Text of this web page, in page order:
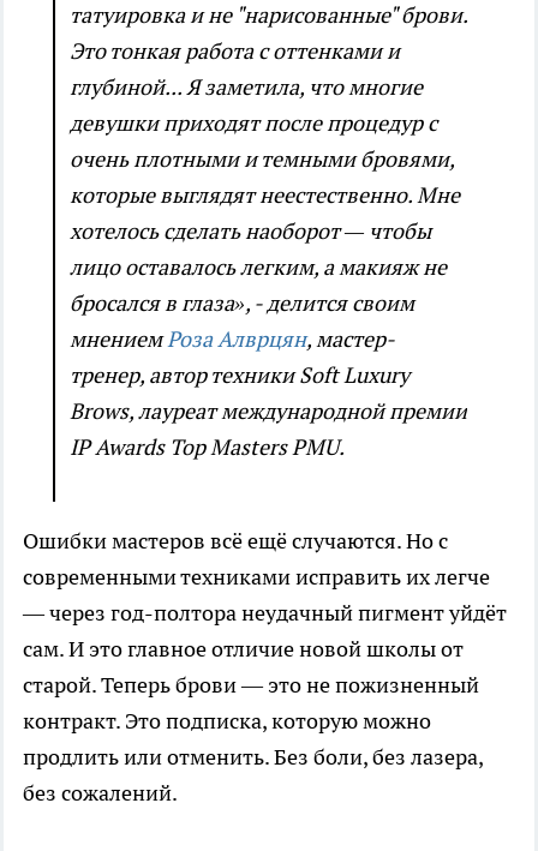
татуировка и не "нарисованные" брови.
Это тонкая работа с оттенками и
глубиной... Я заметила, что многие
девушки приходят после процедур с
очень плотными и темными бровями,
которые выглядят неестественно. Мне
хотелось сделать наоборот — чтобы
лицо оставалось легким, а макияж не
бросался в глаза», - делится своим
мнениемРоза Алврцян, мастер-
тренер, автор техники Soft Luxury
Brows, лауреат международной премии
IP Awards Top Masters PMU.
Ошибки мастеров всё ещё случаются. Но с
современными техниками исправить их легче
— через год-полтора неудачный пигмент уйдёт
сам. И это главное отличие новой школы от
старой. Теперь брови — это не пожизненный
контракт. Это подписка, которую можно
продлить или отменить. Без боли, без лазера,
без сожалений.